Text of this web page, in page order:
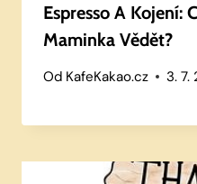
Espresso A Kojení:
Maminka Vědět?
Od KafeKakao.cz 3. 7.